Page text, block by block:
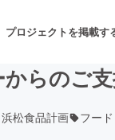
プロジェクトを掲載す
らのご
浜松食品計画 フー